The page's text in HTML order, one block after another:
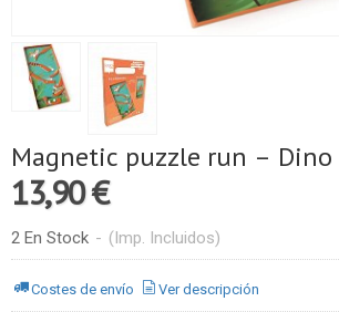
Magnetic puzzle run – Dino
13,90 €
2 En Stock - (Imp. Incluidos)
Costes de envío Ver descripción